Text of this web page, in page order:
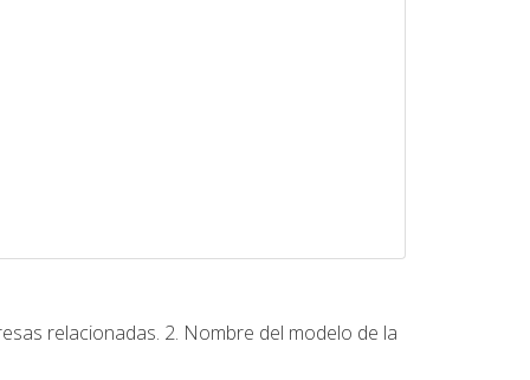
relacionadas. 2. Nombre del modelo de la